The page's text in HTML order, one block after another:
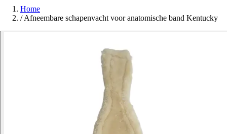
Home
/ Afneembare schapenvacht voor anatomische band Kentucky